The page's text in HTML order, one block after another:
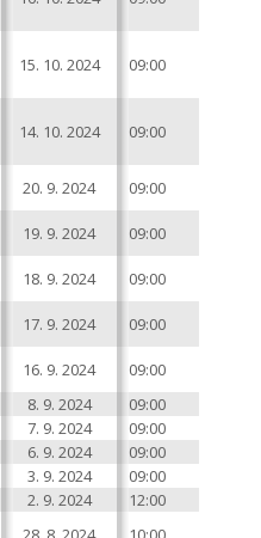
15. 10. 2024 09:00
14. 10. 2024 09:00
20. 9. 2024 09:00
19. 9. 2024 09:00
18. 9. 2024 09:00
17. 9. 2024 09:00
16. 9. 2024
09:00
8. 9. 2024
09:00
7. 9. 2024
09:00
6. 9. 2024
09:00
3. 9. 2024
09:00
2. 9. 2024
12:00